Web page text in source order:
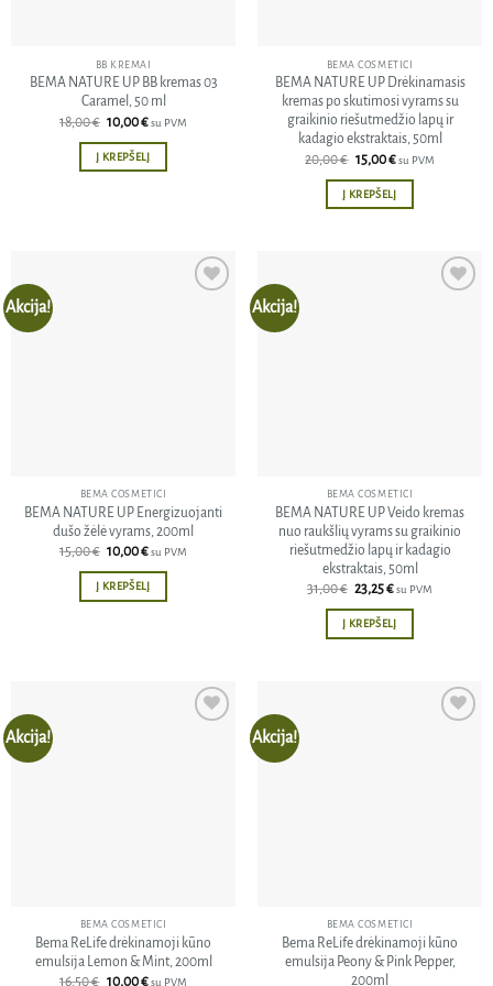
BB KREMAI
BEMA NATURE UP BB kremas 03
Caramel, 50 ml
18,00€ Original
was:
18,00 €.
10,00€Current
is:
10,00 €.
su PVM
Į KREPŠELĮ
BEMA COSMETICI
BEMA NATURE UP Drėkinamasis
kremas po skutimosi vyrams su
graikinio riešutmedžio lapų ir
kadagio ekstraktais, 50ml
20,00€ Original
was:
20,00 €.
15,00€Current
is:
15,00 €.
su PVM
Į KREPŠELĮ
Akcija!
BEMA COSMETICI
BEMA NATURE UP Energizuojanti
dušo žėlė vyrams, 200ml
15,00€ Original
was:
15,00 €.
10,00€Current
is:
10,00 €.
su PVM
Į KREPŠELĮ
Akcija!
BEMA COSMETICI
BEMA NATURE UP Veido kremas
nuo raukšlių vyrams su graikinio
riešutmedžio lapų ir kadagio
ekstraktais, 50ml
31,00€ Original
was:
31,00 €.
23,25€Current
is:
23,25 €.
su PVM
Į KREPŠELĮ
Akcija!
BEMA COSMETICI
Bema ReLife drėkinamoji kūno
emulsija Lemon & Mint, 200ml
16,50€ Original
10,00€Current
su PVM
Akcija!
BEMA COSMETICI
Bema ReLife drėkinamoji kūno
emulsija Peony & Pink Pepper,
200ml